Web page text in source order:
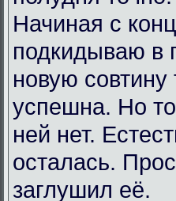
Начиная с
подкидываю в
новую
успешна. Но
ней нет.
осталась.
заглушил её.